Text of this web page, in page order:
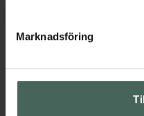
Marknadsföring